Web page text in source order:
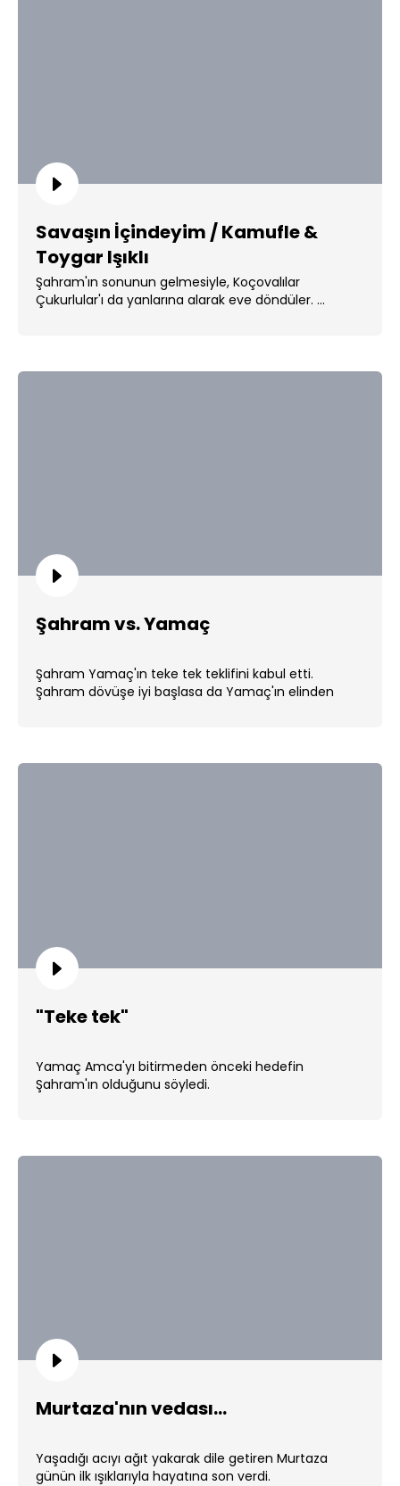
Savaşın İçindeyim / Kamufle &
Toygar Işıklı
Şahram'ın sonunun gelmesiyle, Koçovalılar
Çukurlular'ı da yanlarına alarak eve döndüler. ...
Şahram vs. Yamaç
Şahram Yamaç'ın teke tek teklifini kabul etti.
Şahram dövüşe iyi başlasa da Yamaç'ın elinden
"Teke tek"
Yamaç Amca'yı bitirmeden önceki hedefin
Şahram'ın olduğunu söyledi.
Murtaza'nın vedası...
Yaşadığı acıyı ağıt yakarak dile getiren Murtaza
günün ilk ışıklarıyla hayatına son verdi.